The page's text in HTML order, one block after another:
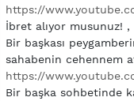
https://
İbret alıyor musunuz!
Bir başkası
sahabenin cehennem
https://
Bir başka sohbetinde